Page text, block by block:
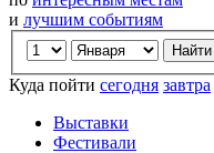
и лучшим событиям
Куда пойти сегодня завтра
Выставки
Фестивали